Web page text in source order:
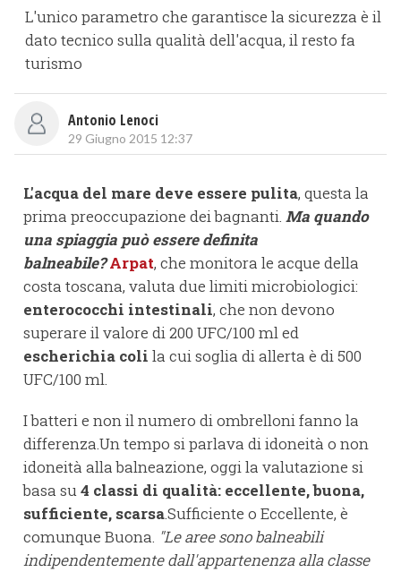
L'unico parametro che garantisce la sicurezza è il
dato tecnico sulla qualità dell'acqua, il resto fa
turismo
Antonio Lenoci
29 Giugno 2015 12:37
L'acqua del mare deve essere pulita, questa la
prima preoccupazione dei bagnanti. Ma quando
una spiaggia può essere definita
balneabile? Arpat, che monitora le acque della
costa toscana, valuta due limiti microbiologici:
enterococchi intestinali, che non devono
superare il valore di 200 UFC/100 ml ed
escherichia coli la cui soglia di allerta è di 500
UFC/100 ml.
I batteri e non il numero di ombrelloni fanno la
differenza.Un tempo si parlava di idoneità o non
idoneità alla balneazione, oggi la valutazione si
basa su4 classi di qualità: eccellente, buona,
sufficiente, scarsa.Sufficiente o Eccellente, è
comunque Buona. "Le aree sono balneabili
indipendentemente dall'appartenenza alla classe